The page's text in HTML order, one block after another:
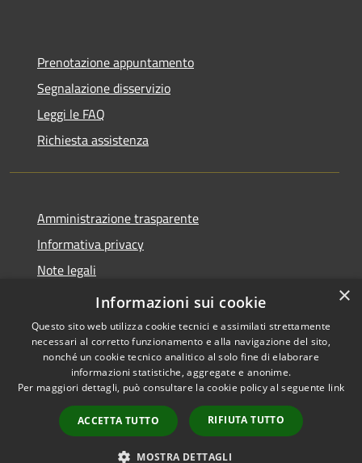
Prenotazione appuntamento
Segnalazione disservizio
Leggi le FAQ
Richiesta assistenza
Amministrazione trasparente
Informativa privacy
Note legali
Dichiarazione di accessibilità
Accessibilità
Copyright © 2026 • Comune di
Altopascio • Powered by
Municipium•
Accesso
redazione
×
Informazioni sui cookie
Questo sito web utilizza cookie tecnici e assimilati strettamente
necessari al corretto funzionamento e alla navigazione del sito,
nonché un cookie tecnico analitico al solo fine di elaborare
informazioni statistiche, aggregate e anonime.
Per maggiori dettagli, può consultare la cookie policy al seguente link
ACCETTA TUTTO RIFIUTA TUTTO
MOSTRA DETTAGLI